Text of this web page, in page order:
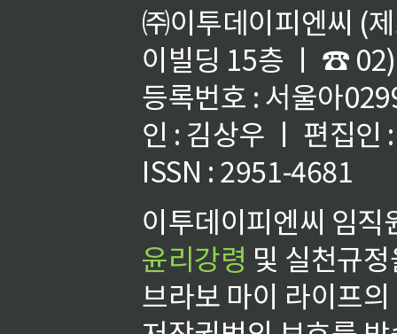
㈜이투데이피엔씨 (
이빌딩 15층 ㅣ ☎
등록번호 : 서울아
인 : 김상우 ㅣ 편집인
ISSN : 2951-4681
이투데이피엔씨 임
윤리강령 및 실천규
브라보 마이 라이프